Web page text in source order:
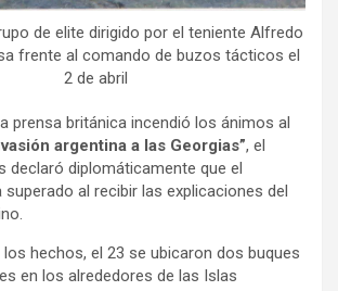
de elite dirigido por el teniente Alfredo
frente al comando de buzos tácticos el
2 de abril
prensa británica incendió los ánimos al
argentina a las Georgias”, el
declaró diplomáticamente que el
al recibir las explicaciones del
los hechos, el 23 se ubicaron dos buques
en los alrededores de las Islas